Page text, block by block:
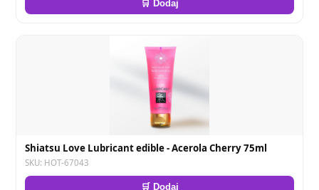
🛒 Dodaj
Shiatsu Love Lubricant edible - Acerola Cherry 75ml
SKU: HOT-67043
🛒 Dodaj